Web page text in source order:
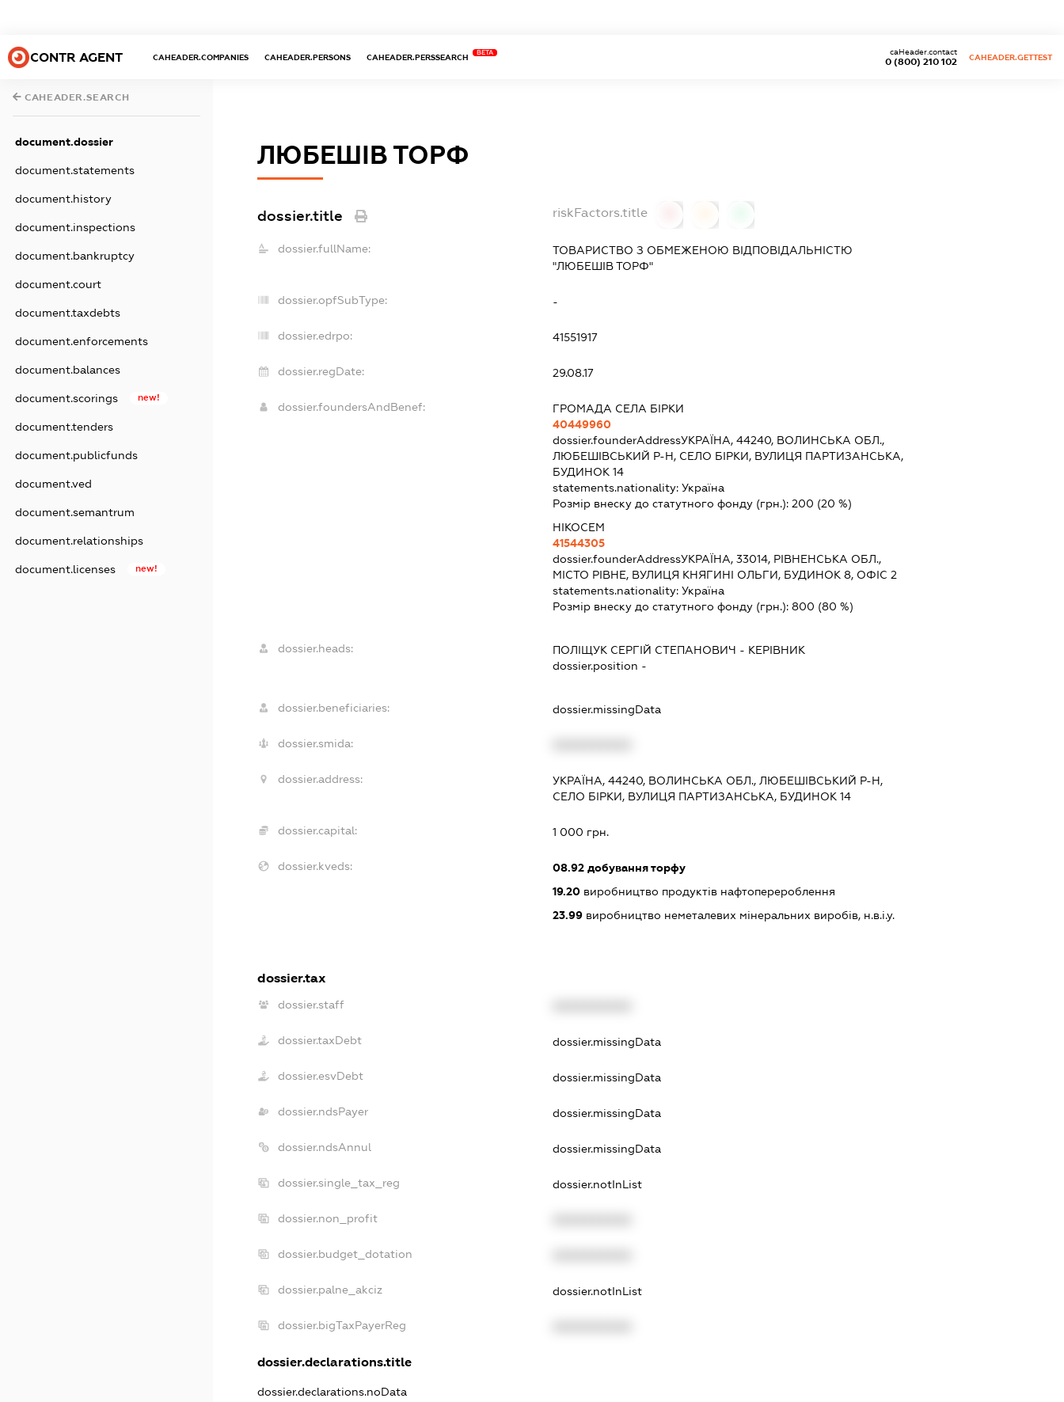
CONTR AGENT CAHEADER.COMPANIES CAHEADER.PERSONS CAHEADER.PERSSEARCH
BETA
0 (800) 210 102
caHeader.contact
CAHEADER.GETTEST
CAHEADER.SEARCH
document.dossier
document.statements
document.history
document.inspections
document.bankruptcy
document.court
document.taxdebts
document.enforcements
document.balances
document.scorings new!
document.tenders
document.publicfunds
document.ved
document.semantrum
document.relationships
document.licenses new!
ЛЮБЕШІВ ТОРФ
dossier.title riskFactors.title
dossier.fullName:
ТОВАРИСТВО З ОБМЕЖЕНОЮ ВІДПОВІДАЛЬНІСТЮ
"ЛЮБЕШІВ ТОРФ"
dossier.opfSubType: -
dossier.edrpo: 41551917
dossier.regDate: 29.08.17
dossier.foundersAndBenef:
ГРОМАДА СЕЛА БІРКИ
40449960
dossier.founderAddressУКРАЇНА, 44240, ВОЛИНСЬКА ОБЛ.,
ЛЮБЕШІВСЬКИЙ Р-Н, СЕЛО БІРКИ, ВУЛИЦЯ ПАРТИЗАНСЬКА,
БУДИНОК 14
statements.nationality: Україна
Розмір внеску до статутного фонду (грн.): 200 (20 %)
НІКОСЕМ
41544305
dossier.founderAddressУКРАЇНА, 33014, РІВНЕНСЬКА ОБЛ.,
МІСТО РІВНЕ, ВУЛИЦЯ КНЯГИНІ ОЛЬГИ, БУДИНОК 8, ОФІС 2
statements.nationality: Україна
Розмір внеску до статутного фонду (грн.): 800 (80 %)
dossier.heads: ПОЛІЩУК СЕРГІЙ СТЕПАНОВИЧ - КЕРІВНИК
dossier.position -
dossier.beneficiaries: dossier.missingData
dossier.smida:
dossier.address:
УКРАЇНА, 44240, ВОЛИНСЬКА ОБЛ., ЛЮБЕШІВСЬКИЙ Р-Н,
СЕЛО БІРКИ, ВУЛИЦЯ ПАРТИЗАНСЬКА, БУДИНОК 14
dossier.capital: 1 000 грн.
dossier.kveds: 08.92добування торфу
19.20виробництво продуктів нафтоперероблення
23.99виробництво неметалевих мінеральних виробів, н.в.і.у.
dossier.tax
dossier.staff
dossier.taxDebt dossier.missingData
dossier.esvDebt dossier.missingData
dossier.ndsPayer dossier.missingData
dossier.ndsAnnul dossier.missingData
dossier.single_tax_reg dossier.notInList
dossier.non_profit
dossier.budget_dotation
dossier.palne_akciz dossier.notInList
dossier.bigTaxPayerReg
dossier.declarations.title
dossier.declarations.noData